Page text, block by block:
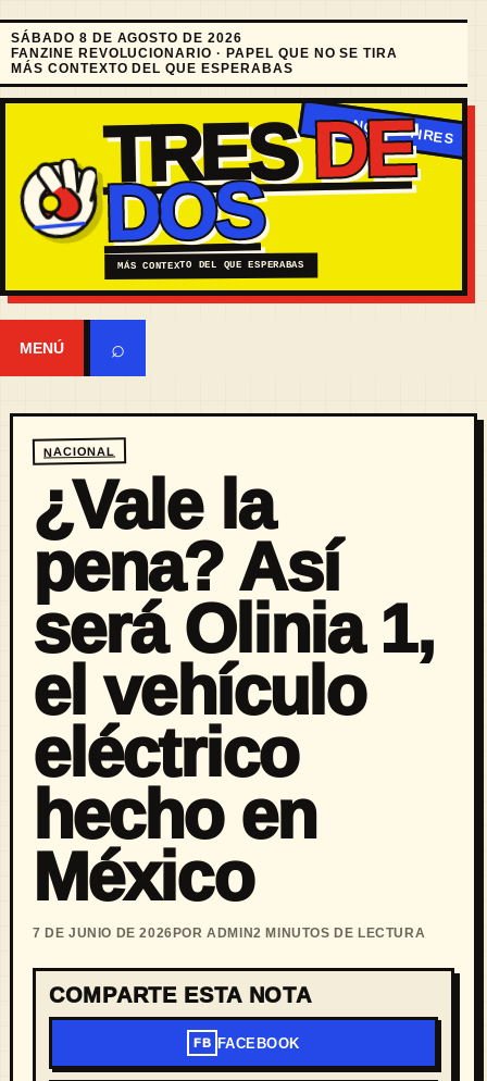
SÁBADO 8 DE AGOSTO DE 2026
FANZINE REVOLUCIONARIO · PAPEL QUE NO SE TIRA
MÁS CONTEXTO DEL QUE ESPERABAS
TRESDE
DOS
MÁS CONTEXTO DEL QUE ESPERABAS
MENÚ ⌕
NACIONAL
¿Vale la
pena? Así
será Olinia 1,
el vehículo
eléctrico
hecho en
México
7 DE JUNIO DE 2026 POR ADMIN2 MINUTOS DE LECTURA
COMPARTE ESTA NOTA
FB FACEBOOK